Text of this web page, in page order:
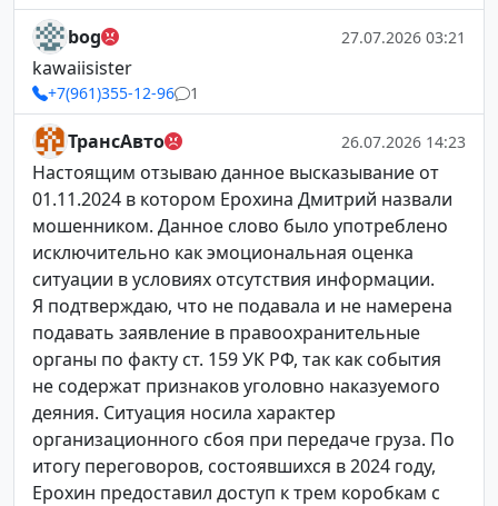
bog 27.07.2026 03:21
kawaiisister
+7(961)355-12-96 1
ТрансАвто 26.07.2026 14:23
Настоящим отзываю данное высказывание от
01.11.2024 в котором Ерохина Дмитрий назвали
мошенником. Данное слово было употреблено
исключительно как эмоциональная оценка
ситуации в условиях отсутствия информации.
Я подтверждаю, что не подавала и не намерена
подавать заявление в правоохранительные
органы по факту ст. 159 УК РФ, так как события
не содержат признаков уголовно наказуемого
деяния. Ситуация носила характер
организационного сбоя при передаче груза. По
итогу переговоров, состоявшихся в 2024 году,
Ерохин предоставил доступ к трем коробкам с